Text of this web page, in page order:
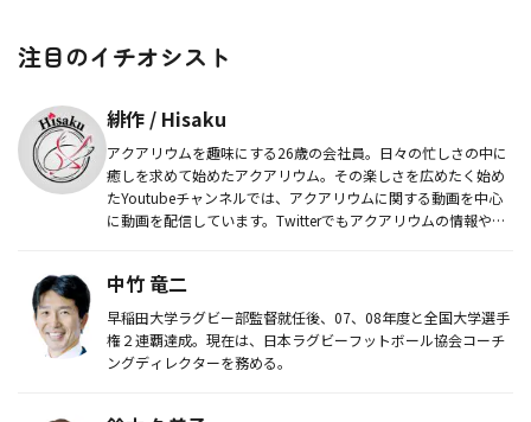
注目のイチオシスト
緋作 / Hisaku
アクアリウムを趣味にする26歳の会社員。日々の忙しさの中に
癒しを求めて始めたアクアリウム。その楽しさを広めたく始め
たYoutubeチャンネルでは、アクアリウムに関する動画を中心
に動画を配信しています。Twitterでもアクアリウムの情報や
中竹 竜二
早稲田大学ラグビー部監督就任後、07、08年度と全国大学選手
権２連覇達成。現在は、日本ラグビーフットボール協会コーチ
ングディレクターを務める。